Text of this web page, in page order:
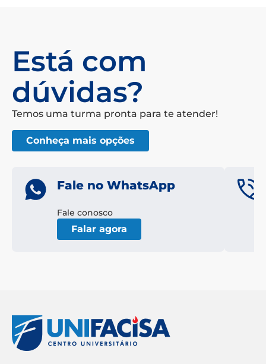
Está com
dúvidas?
Temos uma turma pronta para te atender!
Conheça mais opções
Fale no WhatsApp
Fale conosco
Falar agora